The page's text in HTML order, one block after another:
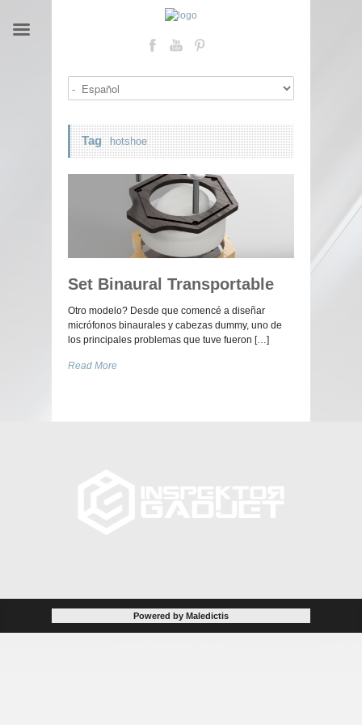
Tag hotshoe
Set Binaural Transportable
Otro modelo? Desde que comencé a diseñar
micrófonos binaurales y cabezas dummy, uno de
los principales problemas que tuve fueron […]
Read More
Powered by Maledictis